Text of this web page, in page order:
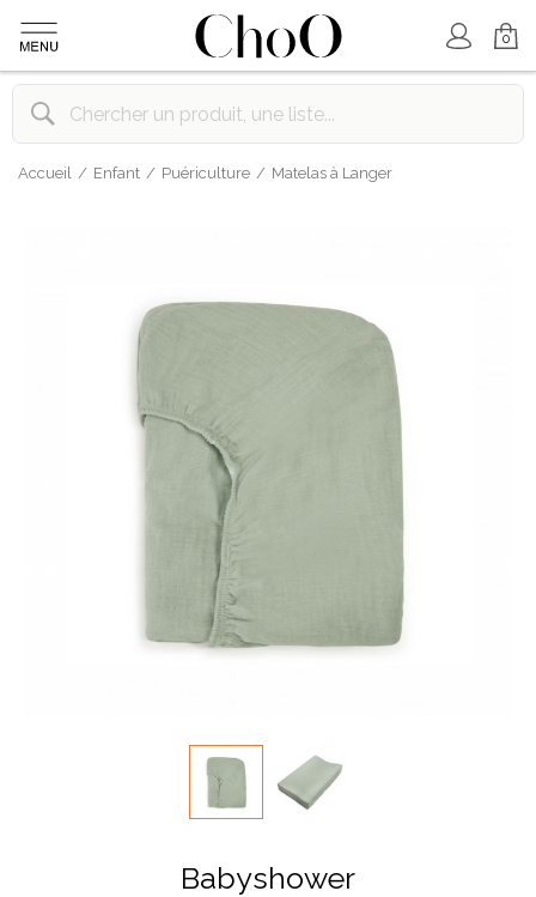
Mon Compte
0
Accueil Enfant Puériculture Matelas à Langer
Babyshower